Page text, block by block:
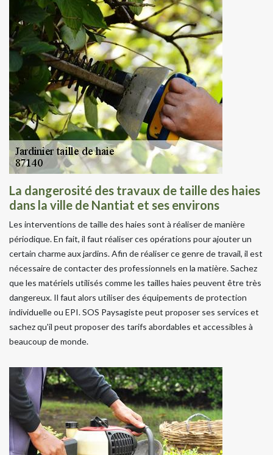
La dangerosité des travaux de taille des haies
dans la ville de Nantiat et ses environs
Les interventions de taille des haies sont à réaliser de manière
périodique. En fait, il faut réaliser ces opérations pour ajouter un
certain charme aux jardins. Afin de réaliser ce genre de travail, il est
nécessaire de contacter des professionnels en la matière. Sachez
que les matériels utilisés comme les tailles haies peuvent être très
dangereux. Il faut alors utiliser des équipements de protection
individuelle ou EPI. SOS Paysagiste peut proposer ses services et
sachez qu'il peut proposer des tarifs abordables et accessibles à
beaucoup de monde.